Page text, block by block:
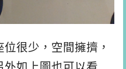
很少，空間擁擠，